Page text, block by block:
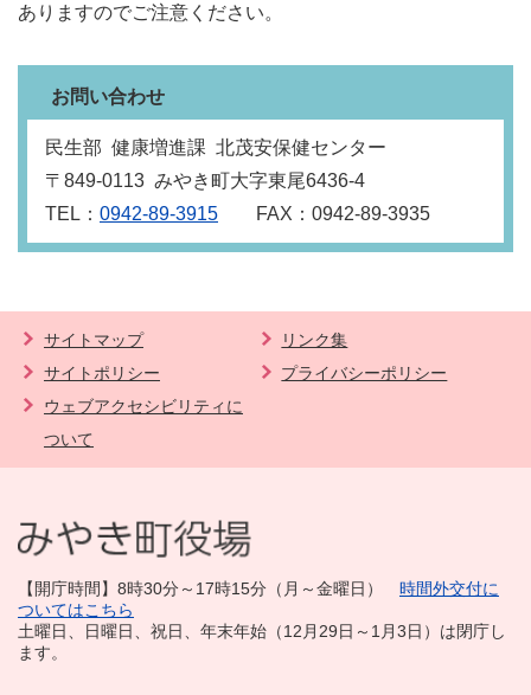
ありますのでご注意ください。
お問い合わせ
民生部 健康増進課 北茂安保健センター
〒849‐0113 みやき町大字東尾6436‐4
TEL： 0942-89-3915 FAX：0942-89-3935
サイトマップ
リンク集
サイトポリシー
プライバシーポリシー
ウェブアクセシビリティに
ついて
【開庁時間】8時30分～17時15分（月～金曜日） 時間外交付に
ついてはこちら
土曜日、日曜日、祝日、年末年始（12月29日～1月3日）は閉庁し
ます。